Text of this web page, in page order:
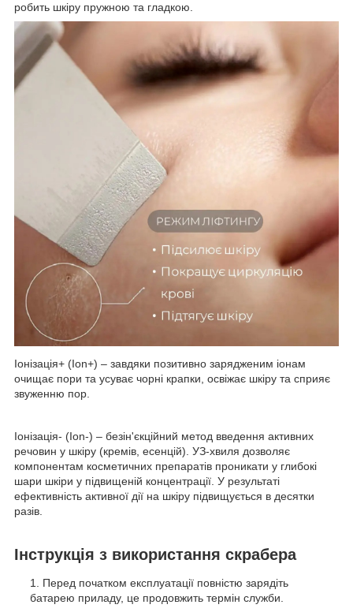
робить шкіру пружною та гладкою.
Іонізація+ (Ion+) – завдяки позитивно зарядженим іонам
очищає пори та усуває чорні крапки, освіжає шкіру та сприяє
звуженню пор.
Іонізація- (Ion-) – безін'єкційний метод введення активних
речовин у шкіру (кремів, есенцій). УЗ-хвиля дозволяє
компонентам косметичних препаратів проникати у глибокі
шари шкіри у підвищеній концентрації. У результаті
ефективність активної дії на шкіру підвищується в десятки
разів.
Інструкція з використання скрабера
Перед початком експлуатації повністю зарядіть
батарею приладу, це продовжить термін служби.